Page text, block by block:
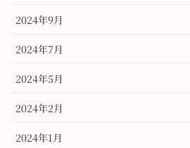
2024年9月
2024年7月
2024年5月
2024年2月
2024年1月